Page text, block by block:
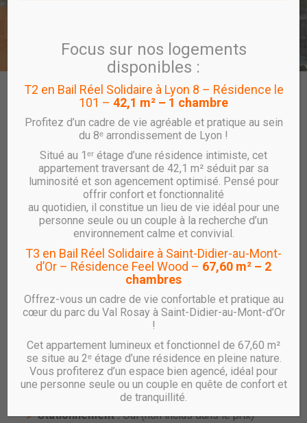
UTÔPIA
CARTE PROGRAMME
VISITE VIRTUELLE
PROGRAMMES EN COMMERCIALISATION
Vente UTÔPIA – T2 – B2.901
Appartement T2 Neuf avec loggia et
stationnement – Résidence UTÔPIA à Villeurbanne
Gratte-Ciel
RHÔNE SAÔNE HABITAT vous propose unappartement
T2 au 9ᵉ étage avec loggia et stationnement
la résidenceUTÔPIA, située dans le nouveau quartier
desGratte-Ciel à Villeurbanne.
Caractéristiques principales :
Type : T2
Étage :9
Surface habitable :44.42 m²
Stationnement :Oui (non inclus dans le prix)**
Focus sur nos logements
disponibles :
T2 en Bail Réel Solidaire à Lyon 8 – Résidence le
101 – 42,1 m² – 1 chambre
Profitez d’un cadre de vie agréable et pratique au sein
du 8ᵉ arrondissement de Lyon !
Situé au 1ᵉʳ étage d’une résidence intimiste, cet
appartement traversant de 42,1 m² séduit par sa
luminosité et son agencement optimisé. Pensé pour
offrir confort et fonctionnalité
au quotidien, il constitue un lieu de vie idéal pour une
personne seule ou un couple à la recherche d’un
environnement calme et convivial.
T3 en Bail Réel Solidaire à Saint-Didier-au-Mont-
d’Or – Résidence Feel Wood – 67,60 m² – 2
chambres
Offrez-vous un cadre de vie confortable et pratique au
cœur du parc du Val Rosay à Saint-Didier-au-Mont-d’Or
!
Cet appartement lumineux et fonctionnel de 67,60 m²
se situe au 2ᵉ étage d’une résidence en pleine nature.
Vous profiterez d’un espace bien agencé, idéal pour
une personne seule ou un couple en quête de confort et
de tranquillité.